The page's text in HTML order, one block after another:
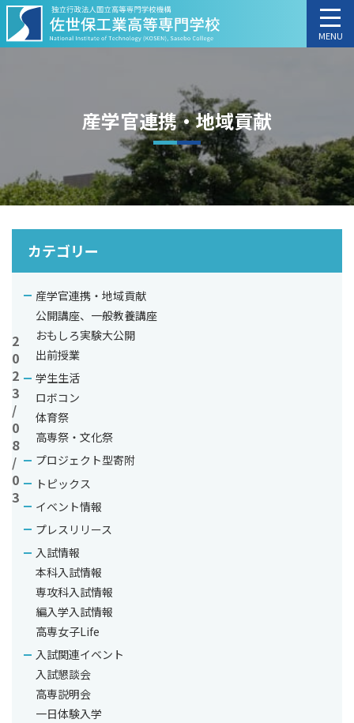
MENU
産学官連携・地域貢献
2
0
2
3
/
0
8
/
0
3
産学官連
携・地域貢
献
出前授業
中
カテゴリー
産学官連携・地域貢献
公開講座、一般教養講座
おもしろ実験大公開
出前授業
学生生活
ロボコン
体育祭
高専祭・文化祭
プロジェクト型寄附
トピックス
イベント情報
プレスリリース
入試情報
本科入試情報
専攻科入試情報
編入学入試情報
高専女子Life
入試関連イベント
入試懇談会
高専説明会
一日体験入学